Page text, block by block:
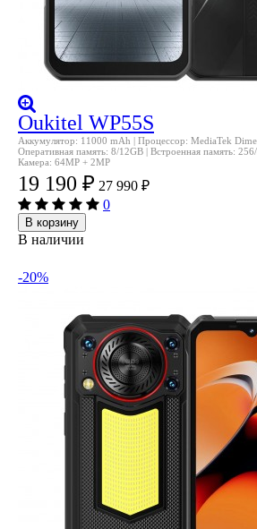
Oukitel WP55S
Аккумулятор: 11000 mAh | Процессор: MediaTek
Оперативная память: 8/12GB | Встроенная память:
Камера: 64MP + 2MP
19 190 ₽ 27 990 ₽
0
В корзину
В наличии
-20%